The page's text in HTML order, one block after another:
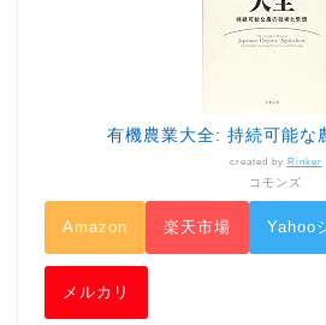
有機農業大全: 持続可能な
created by Rinker
コモンズ
Amazon 楽天市場 Yahoo
メルカリ